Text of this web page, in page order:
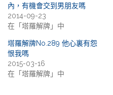
內，有機會交到男朋友嗎
2014-09-23
在「塔羅解牌」中
塔羅解牌No.289 他心裏有怨
恨我嗎
2015-03-16
在「塔羅解牌」中